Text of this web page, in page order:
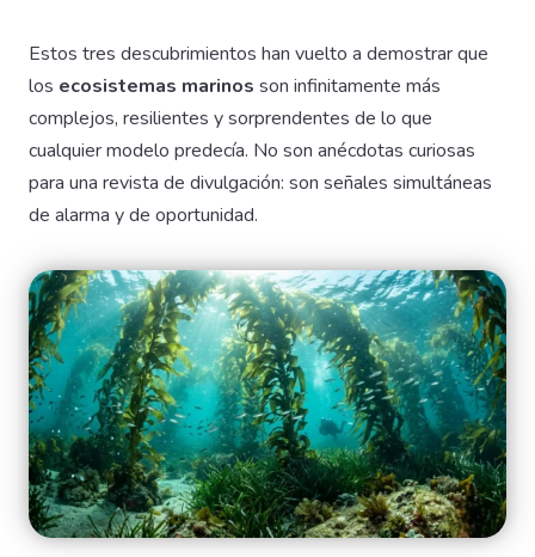
Estos tres descubrimientos han vuelto a demostrar que
los ecosistemas marinos son infinitamente más
complejos, resilientes y sorprendentes de lo que
cualquier modelo predecía. No son anécdotas curiosas
para una revista de divulgación: son señales simultáneas
de alarma y de oportunidad.